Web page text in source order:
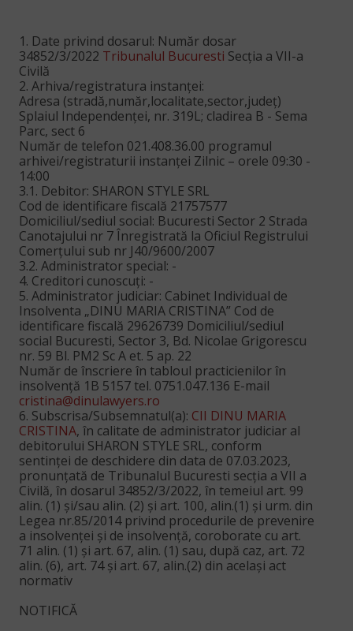
1. Date privind dosarul: Număr dosar
34852/3/2022 Tribunalul Bucuresti Secția a VII-a
Civilă
2. Arhiva/registratura instanței:
Adresa (stradă,număr,localitate,sector,judeţ)
Splaiul Independenței, nr. 319L; cladirea B - Sema
Parc, sect 6
Număr de telefon 021.408.36.00 programul
arhivei/registraturii instanței Zilnic – orele 09:30 -
14:00
3.1. Debitor: SHARON STYLE SRL
Cod de identificare fiscală 21757577
Domiciliul/sediul social: Bucuresti Sector 2 Strada
Canotajului nr 7 Înregistrată la Oficiul Registrului
Comerțului sub nr J40/9600/2007
3.2. Administrator special: -
4. Creditori cunoscuți: -
5. Administrator judiciar: Cabinet Individual de
Insolventa „DINU MARIA CRISTINA” Cod de
identificare fiscală 29626739 Domiciliul/sediul
social Bucuresti, Sector 3, Bd. Nicolae Grigorescu
nr. 59 Bl. PM2 Sc A et. 5 ap. 22
Număr de înscriere în tabloul practicienilor în
insolvență 1B 5157 tel. 0751.047.136 E-mail
cristina@dinulawyers.ro
6. Subscrisa/Subsemnatul(a): CII DINU MARIA
CRISTINA, în calitate de administrator judiciar al
debitorului SHARON STYLE SRL, conform
sentinţei de deschidere din data de 07.03.2023,
pronunţată de Tribunalul Bucuresti secţia a VII a
Civilă, în dosarul 34852/3/2022, în temeiul art. 99
alin. (1) şi/sau alin. (2) şi art. 100, alin.(1) şi urm. din
Legea nr.85/2014 privind procedurile de prevenire
a insolvenţei şi de insolvenţă, coroborate cu art.
71 alin. (1) şi art. 67, alin. (1) sau, după caz, art. 72
alin. (6), art. 74 şi art. 67, alin.(2) din acelaşi act
normativ
NOTIFICĂ